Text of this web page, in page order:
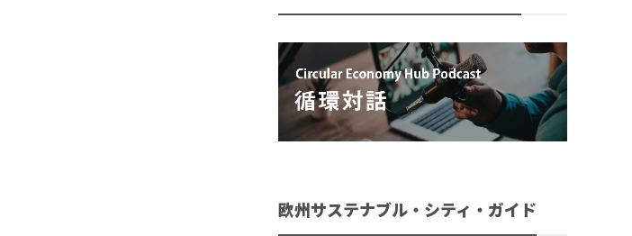
欧州サステナブル・シティ・ガイド